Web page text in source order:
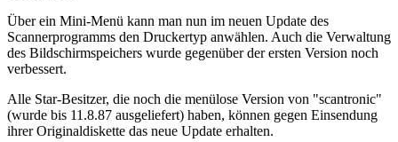
Über ein Mini-Menü kann man nun im neuen Update des
Scannerprogramms den Druckertyp anwählen. Auch die Verwaltung
des Bildschirmspeichers wurde gegenüber der ersten Version noch
verbessert.
Alle Star-Besitzer, die noch die menülose Version von "scantronic"
(wurde bis 11.8.87 ausgeliefert) haben, können gegen Einsendung
ihrer Originaldiskette das neue Update erhalten.